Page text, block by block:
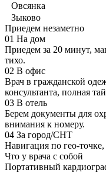
Овсянка
Зыково
Приедем незаметно
01 На дом
Приедем за 20 минут,
тихо.
02 В офис
Врач в гражданской
консультанта, полная
03 В отель
Берем документы для
внимания к номеру.
04 За город/СНТ
Навигация по гео-
Что у врача с собой
Портативный